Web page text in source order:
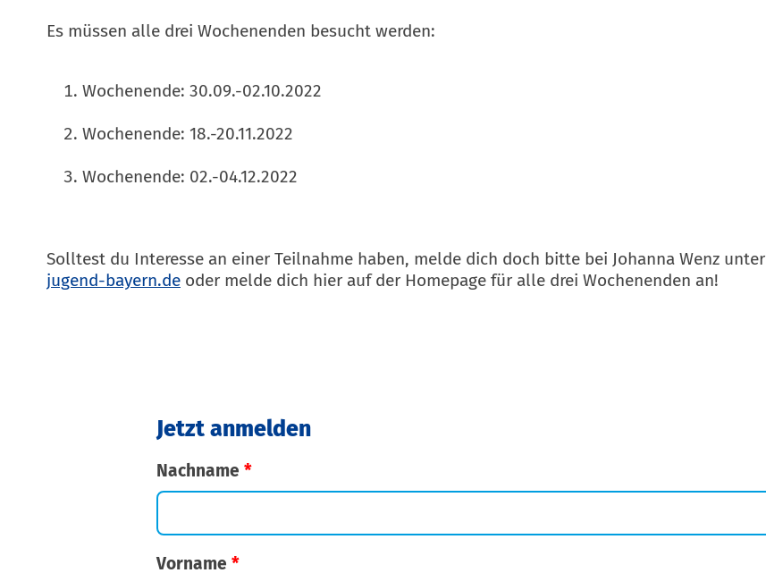
Es müssen alle drei Wochenenden besucht werden:
Wochenende: 30.09.-02.10.2022
Wochenende: 18.-20.11.2022
Wochenende: 02.-04.12.2022
Solltest du Interesse an einer Teilnahme haben, melde dich doch bitte bei Johanna Wenz unter
oder melde dich hier auf der Homepage für alle drei Wochenenden an!
Jetzt anmelden
Nachname*
Vorname*